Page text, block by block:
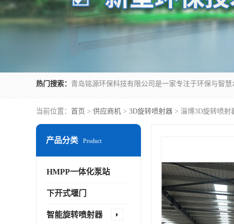
热门搜索：
当前位置： 首页 > 供应商机 > 3D旋转喷射器 > 淄博3D旋转喷射
产品分类 Product
HMPP一体化泵站
下开式堰门
智能旋转喷射器